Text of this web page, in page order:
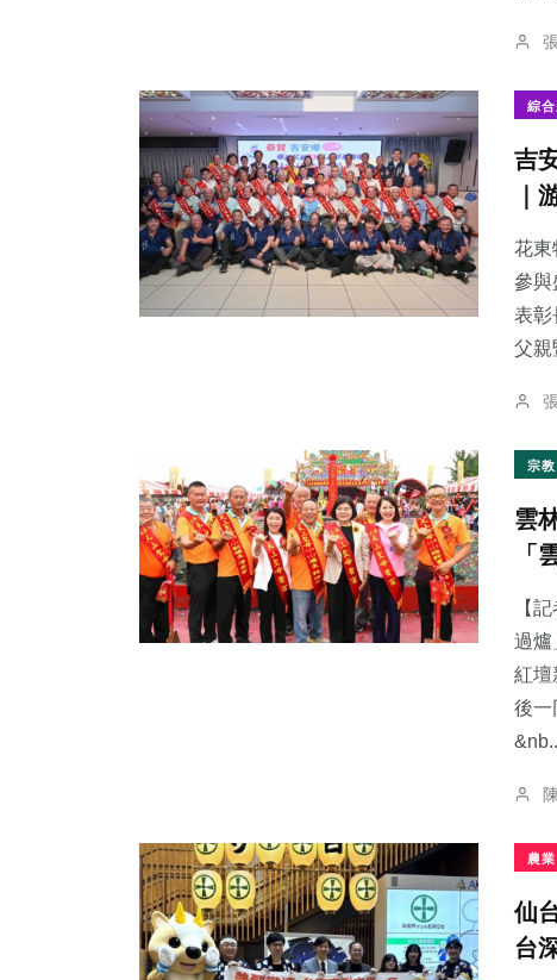
綜合
吉
｜
花東
參與
表彰
父親
宗教
雲
「
【
過爐
紅壇
後一
農業
仙
台
408+ 35+
科技新知